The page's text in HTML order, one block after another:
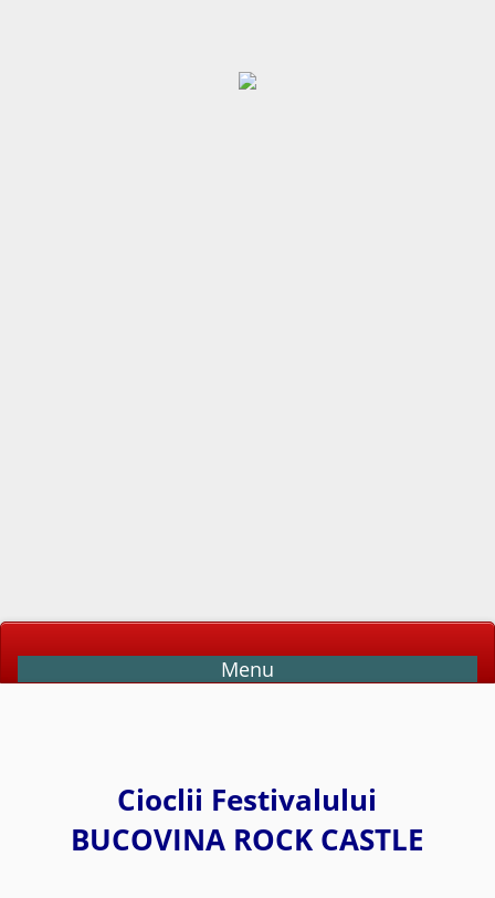
Menu
Cioclii Festivalului
BUCOVINA ROCK CASTLE